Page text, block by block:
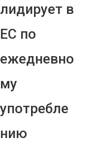
лидирует в
ЕС по
ежедневно
му
употребле
нию